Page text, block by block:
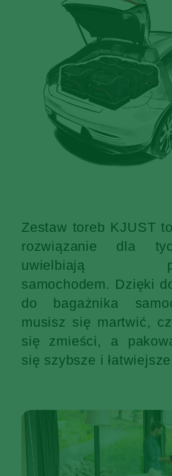
Zestaw toreb KJUST
rozwiązanie dla
uwielbiają
samochodem. Dzięki
do bagażnika
musisz się martwić,
się zmieści, a
się szybsze i